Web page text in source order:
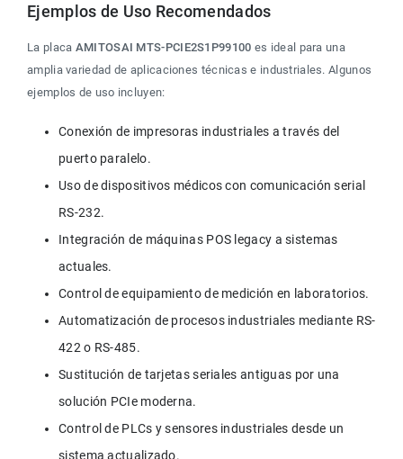
Ejemplos de Uso Recomendados
La placa AMITOSAI MTS-PCIE2S1P99100 es ideal para una
amplia variedad de aplicaciones técnicas e industriales. Algunos
ejemplos de uso incluyen:
Conexión de impresoras industriales a través del
puerto paralelo.
Uso de dispositivos médicos con comunicación serial
RS-232.
Integración de máquinas POS legacy a sistemas
actuales.
Control de equipamiento de medición en laboratorios.
Automatización de procesos industriales mediante RS-
422 o RS-485.
Sustitución de tarjetas seriales antiguas por una
solución PCIe moderna.
Control de PLCs y sensores industriales desde un
sistema actualizado.